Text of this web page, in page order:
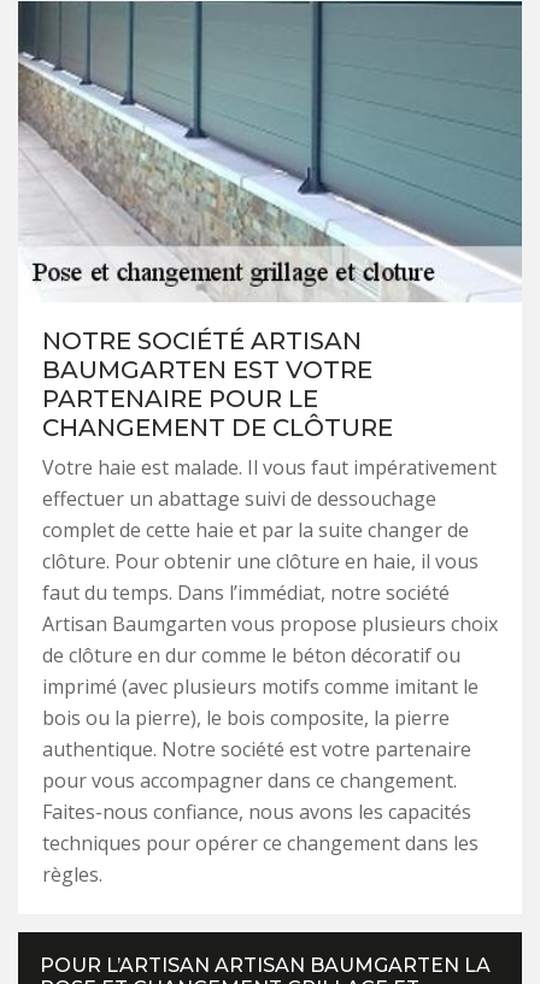
NOTRE SOCIÉTÉ ARTISAN
BAUMGARTEN EST VOTRE
PARTENAIRE POUR LE
CHANGEMENT DE CLÔTURE
Votre haie est malade. Il vous faut impérativement
effectuer un abattage suivi de dessouchage
complet de cette haie et par la suite changer de
clôture. Pour obtenir une clôture en haie, il vous
faut du temps. Dans l’immédiat, notre société
Artisan Baumgarten vous propose plusieurs choix
de clôture en dur comme le béton décoratif ou
imprimé (avec plusieurs motifs comme imitant le
bois ou la pierre), le bois composite, la pierre
authentique. Notre société est votre partenaire
pour vous accompagner dans ce changement.
Faites-nous confiance, nous avons les capacités
techniques pour opérer ce changement dans les
règles.
POUR L’ARTISAN ARTISAN BAUMGARTEN LA